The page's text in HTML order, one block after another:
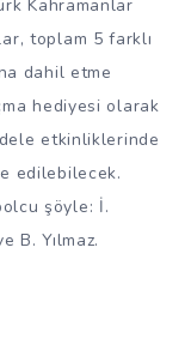
Kahramanlar
toplam 5 farklı
dahil etme
hediyesi olarak
etkinliklerinde
edilebilecek.
şöyle: İ.
B. Yılmaz.